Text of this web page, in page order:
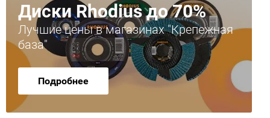
Диски Rhodius до 70%
Лучшие цены в магазинах "Крепежная
база"
Подробнее